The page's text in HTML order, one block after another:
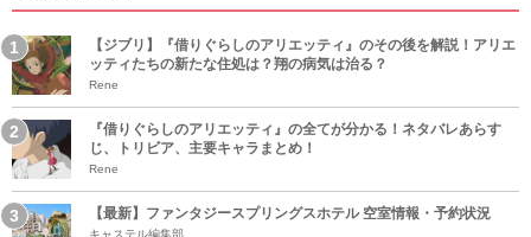
【ジブリ】『借りぐらしのアリエッティ』のその後を解説！アリエ
ッティたちの新たな住処は？翔の病気は治る？
Rene
『借りぐらしのアリエッティ』の全てが分かる！ネタバレあらす
じ、トリビア、主要キャラまとめ！
Rene
【最新】ファンタジースプリングスホテル 空室情報・予約状況
キャステル編集部